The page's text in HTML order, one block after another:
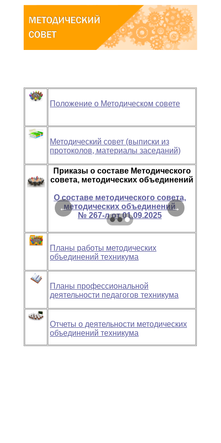
Положение о Методическом совете
Методический совет (выписки из
протоколов, материалы заседаний)
Приказы о составе Методического
совета, методических объединений
О составе методического совета,
методических объединений
№ 267-л от 01.09.2025
← →
Планы работы методических
объединений техникума
Планы профессиональной
деятельности педагогов техникума
Отчеты о деятельности методических
объединений техникума